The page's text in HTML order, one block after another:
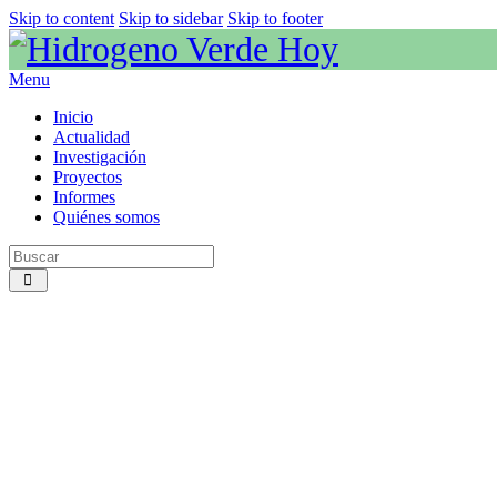
Skip to content Skip to sidebar Skip to footer
Menu
Inicio
Actualidad
Investigación
Proyectos
Informes
Quiénes somos